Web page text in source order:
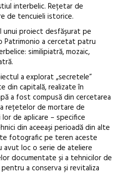
interbelic. Rețetar de
de tencuieli istorice.
unui proiect desfăşurat pe
Patrimonio a cercetat patru
similipiatră, mozaic,
a explorat „secretele”
din capitală, realizate în
a fost compusă din cercetarea
rețetelor de mortare de
de aplicare – specifice
din aceeași perioadă din alte
fotografic pe teren aceste
avut loc o serie de ateliere
documentate și a tehnicilor de
a conserva și revitaliza